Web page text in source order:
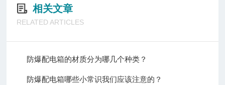
相关文章
RELATED ARTICLES
防爆配电箱的材质分为哪几个种类？
防爆配电箱哪些小常识我们应该注意的？